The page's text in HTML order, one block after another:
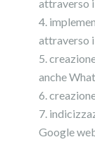
attraverso
attraverso
anche
Google